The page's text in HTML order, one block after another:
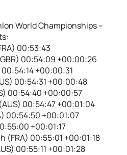
World Championships –
00:53:43
00:54:09 +00:00:26
+00:00:31
00:54:31 +00:00:48
00:54:40 +00:00:57
00:54:47 +00:01:04
00:54:50 +00:01:07
+00:01:17
(FRA) 00:55:01 +00:01:18
00:55:11 +00:01:28